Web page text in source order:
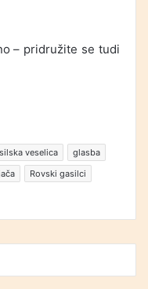
– pridružite se tudi
veselica
glasba
Rovski gasilci